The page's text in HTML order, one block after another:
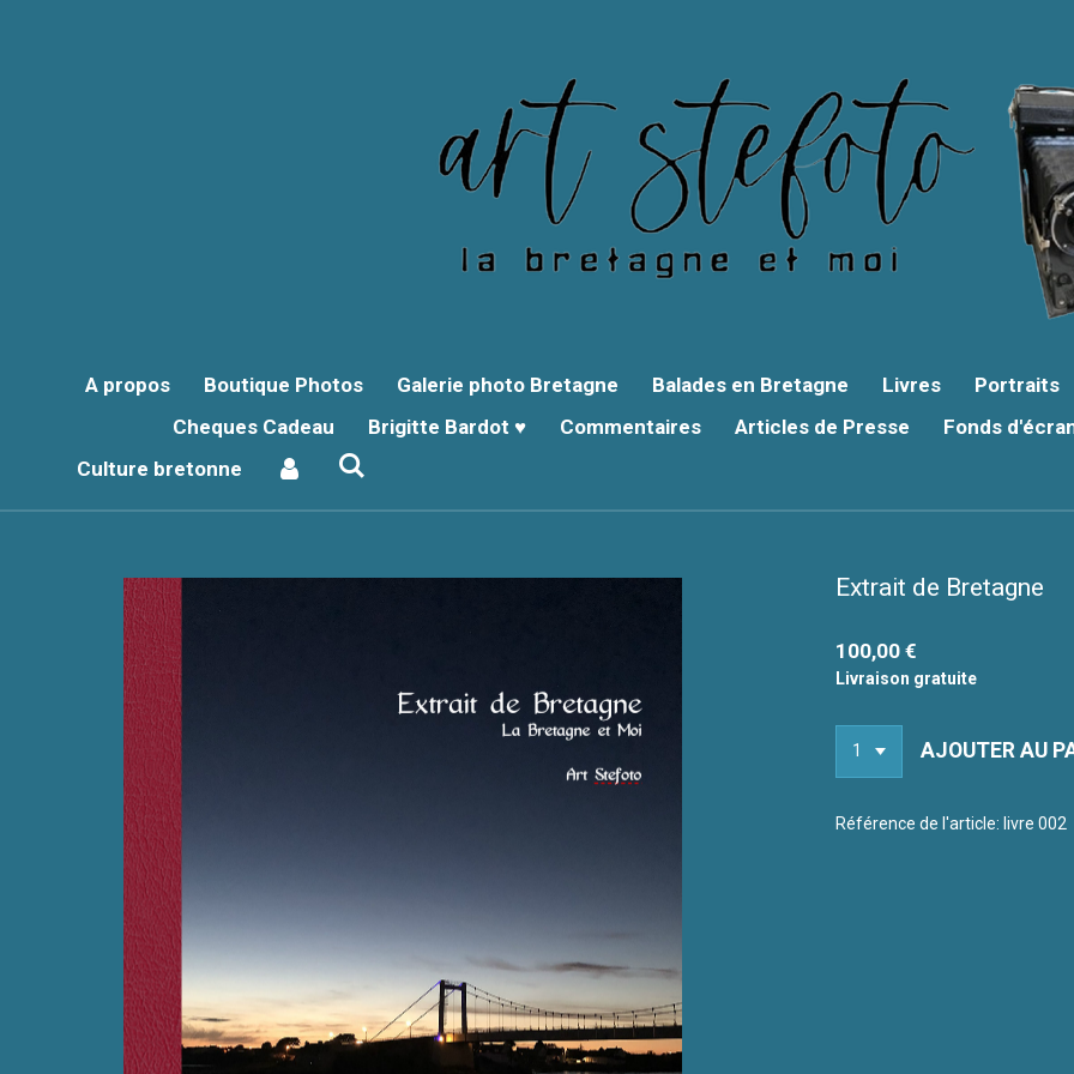
A propos Boutique Photos Galerie photo Bretagne Balades en Bretagne Livres Portraits
Cheques Cadeau
Brigitte Bardot ♥ Commentaires Articles de Presse Fonds
Culture bretonne
Extrait de Bretagne
100,00 €
Livraison gratuite
AJOUTER AU
Référence de l'article: livre 002